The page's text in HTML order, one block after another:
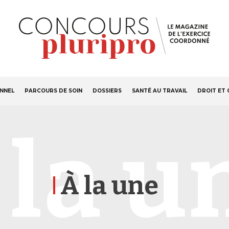
S'ABONNER
principale
PARCOURS DE SOIN DOSSIERS SANTÉ AU TRAVAIL DROIT ET
À la une
la